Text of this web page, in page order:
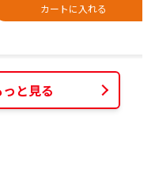
カートに入れる
と見る